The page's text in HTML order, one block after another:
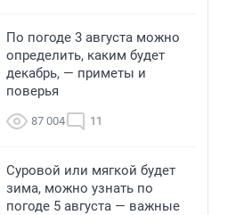
По погоде 3 августа можно
определить, каким будет
декабрь, — приметы и
поверья
87 004 11
Суровой или мягкой будет
зима, можно узнать по
погоде 5 августа — важные